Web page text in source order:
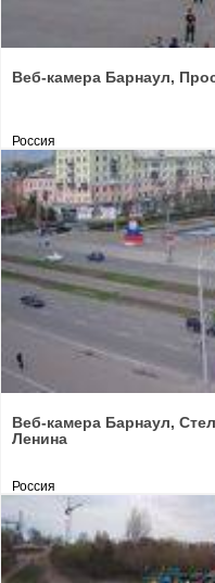
Веб-камера Барнаул,
Россия
Веб-камера Барнаул,
Ленина
Россия